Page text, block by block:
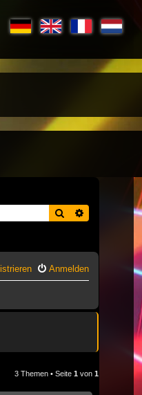
Suche Erweiterte
Anmelden
3 Themen • Seite 1 von 1